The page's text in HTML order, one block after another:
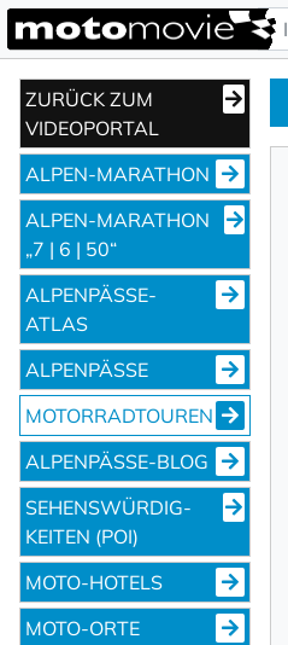
ZURÜCK ZUM
VIDEOPORTAL
ALPEN-MARATHON
ALPEN-MARATHON
„7 | 6 | 50“
ALPENPÄSSE-
ATLAS
ALPENPÄSSE
MOTORRADTOUREN
ALPENPÄSSE-BLOG
SEHENS­WÜRDIG­
KEITEN (POI)
MOTO-HOTELS
MOTO-ORTE